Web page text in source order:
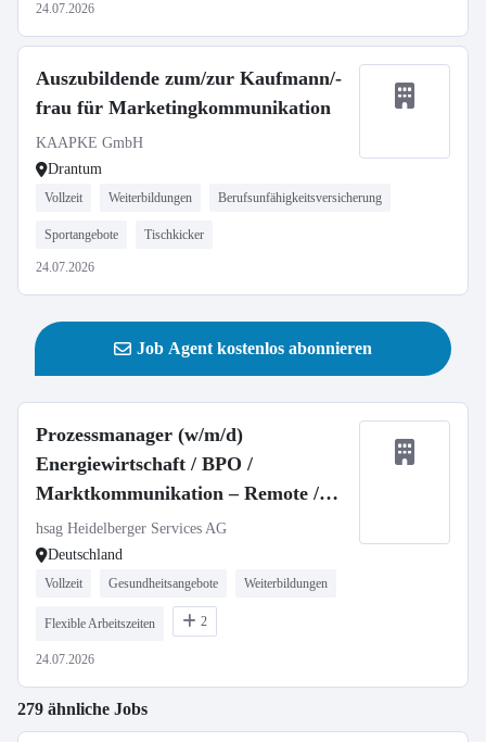
24.07.2026
Auszubildende zum/zur Kaufmann/-
frau für Marketingkommunikation
KAAPKE GmbH
Drantum
Vollzeit Weiterbildungen Berufsunfähigkeitsversicherung
Sportangebote Tischkicker
24.07.2026
Job Agent kostenlos abonnieren
Prozessmanager (w/m/d)
Energiewirtschaft / BPO /
Marktkommunikation – Remote /
Homeoffice
hsag Heidelberger Services AG
Deutschland
Vollzeit Gesundheitsangebote Weiterbildungen
Flexible Arbeitszeiten 2
24.07.2026
279 ähnliche Jobs